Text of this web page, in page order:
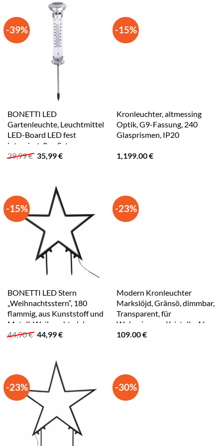
-39%
BONETTI LED
Gartenleuchte, Leuchtmittel
LED-Board LED fest
integriert, 2er-Set
silberfarben, weiß
39,99€ Ursprünglicher
Preis
35,99€Aktueller
-15%
Kronleuchter, altmessing
Optik, G9-Fassung, 240
Glasprismen, IP20
1,199.00€
-15%
BONETTI LED Stern
„Weihnachtsstern“, 180
flammig, aus Kunststoff und
Metall, Weihnachtsdeko
aussen schwarz
44,90€ Ursprünglicher
Preis
44,99€Aktueller
-23%
Modern Kronleuchter
Markslöjd, Gränsö, dimmbar,
Transparent, für
Wohnzimmer, Kristall - 46
109.00€
-23% -30%